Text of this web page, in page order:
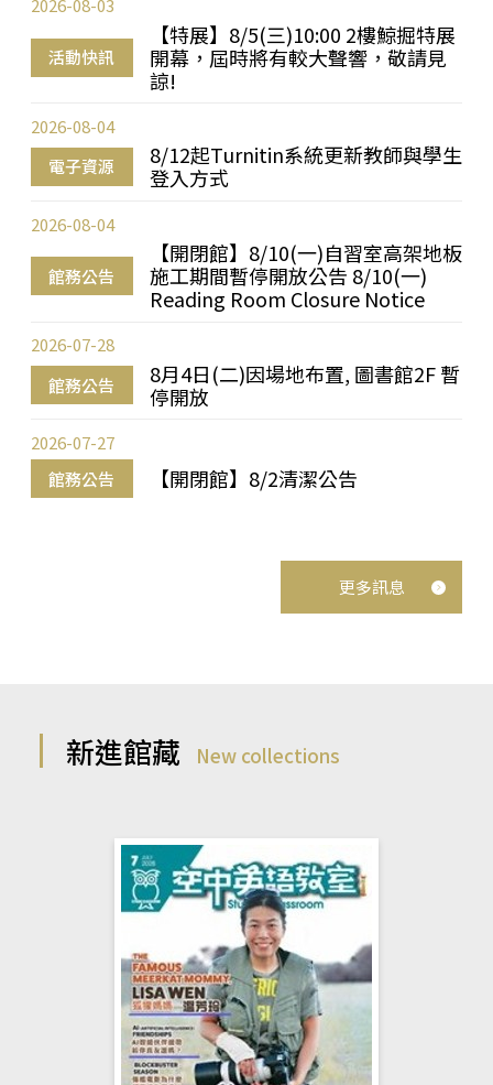
活動快訊
【特展】8/5(三)10:00 2樓鯨掘特展
開幕，屆時將有較大聲響，敬請見
諒!
2026-08-03
電子資源
8/12起Turnitin系統更新教師與學生
登入方式
2026-08-04
館務公告
【開閉館】8/10(一)自習室高架地板
施工期間暫停開放公告 8/10(一)
Reading Room Closure Notice
2026-08-04
館務公告
8月4日(二)因場地布置, 圖書館2F 暫
停開放
2026-07-28
館務公告 【開閉館】8/2清潔公告
2026-07-27
更多訊息
新進館藏 New collections